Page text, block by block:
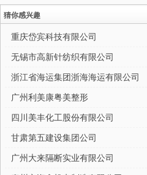
猜你感兴趣
重庆岱宾科技有限公司
无锡市高新针纺织有限公司
浙江省海运集团浙海海运有限公司
广州利美康粤美整形
四川美丰化工股份有限公司
甘肃第五建设集团公司
广州大来隔断实业有限公司